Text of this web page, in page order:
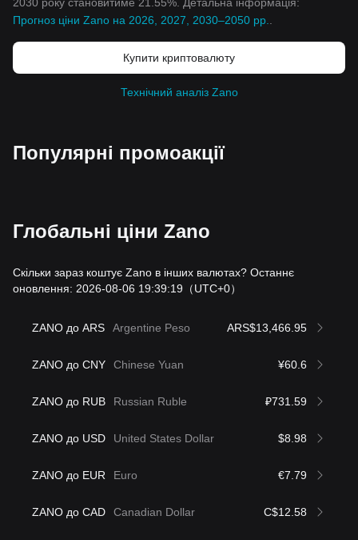
Прогноз ціни Zano на 2026, 2027, 2030–2050 рр.
Купити криптовалюту
Технічний аналіз Zano
Популярні промоакції
Глобальні ціни Zano
Скільки зараз коштує Zano в інших валютах? Останнє
оновлення: 2026-08-06 19:39:19 （UTC+0）
ZANO до ARS Argentine Peso ARS$13,466.95
ZANO до CNY Chinese Yuan ¥60.6
ZANO до RUB Russian Ruble ₽731.59
ZANO до USD United States Dollar $8.98
ZANO до EUR Euro €7.79
ZANO до CAD Canadian Dollar C$12.58